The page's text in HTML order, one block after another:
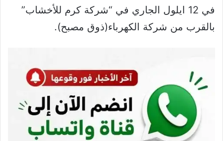
في 12 ايلول الجاري في “شركة كرم للأخشاب”
بالقرب من شركة الكهرباء(ذوق مصبح).